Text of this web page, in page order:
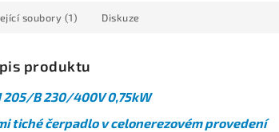
soubory (1) Diskuze
produktu
205/B 230/400V 0,75kW
tiché čerpadlo v celonerezovém provedení